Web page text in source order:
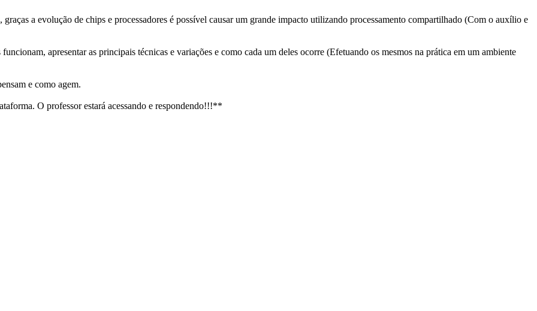
a evolução de chips e processadores é possível causar um grande impacto utilizando processamento compartilhado (Com o auxílio e
apresentar as principais técnicas e variações e como cada um deles ocorre (Efetuando os mesmos na prática em um ambiente
e como agem.
O professor estará acessando e respondendo!!!**